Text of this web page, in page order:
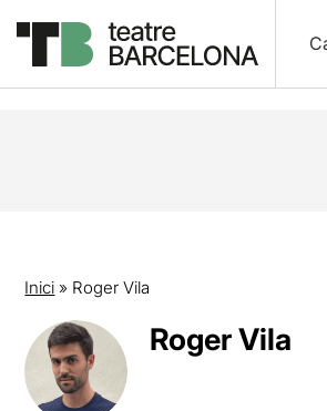
Inici » Roger Vila
Roger Vila